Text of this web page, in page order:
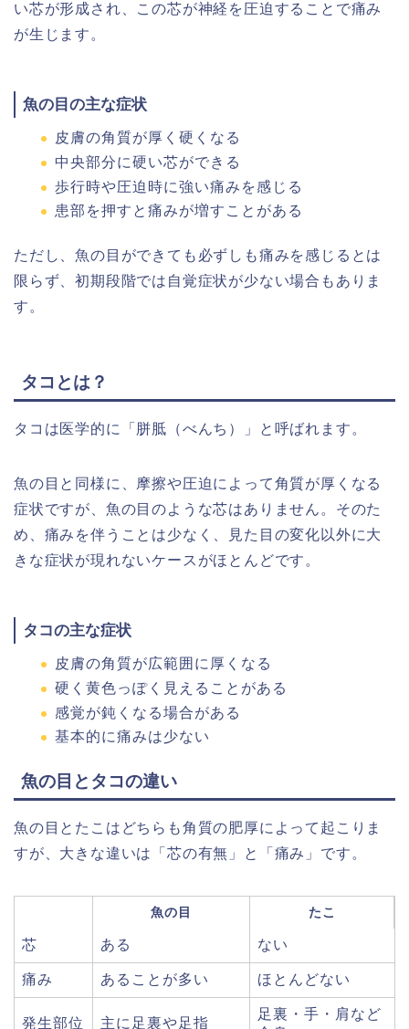
い芯が形成され、この芯が神経を圧迫することで痛み
が生じます。
魚の目の主な症状
皮膚の角質が厚く硬くなる
中央部分に硬い芯ができる
歩行時や圧迫時に強い痛みを感じる
患部を押すと痛みが増すことがある
ただし、魚の目ができても必ずしも痛みを感じるとは
限らず、初期段階では自覚症状が少ない場合もありま
す。
タコとは？
タコは医学的に「胼胝（べんち）」と呼ばれます。
魚の目と同様に、摩擦や圧迫によって角質が厚くなる
症状ですが、魚の目のような芯はありません。そのた
め、痛みを伴うことは少なく、見た目の変化以外に大
きな症状が現れないケースがほとんどです。
タコの主な症状
皮膚の角質が広範囲に厚くなる
硬く黄色っぽく見えることがある
感覚が鈍くなる場合がある
基本的に痛みは少ない
魚の目とタコの違い
魚の目とたこはどちらも角質の肥厚によって起こりま
すが、大きな違いは「芯の有無」と「痛み」です。
魚の目 たこ
芯 ある ない
痛み あることが多い ほとんどない
発生部位 主に足裏や足指
足裏・手・肩など